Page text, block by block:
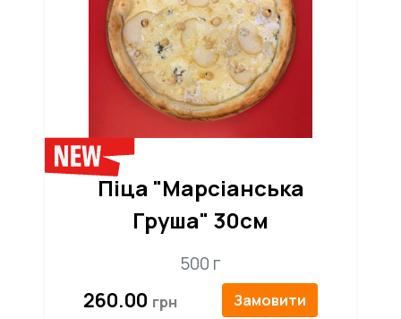
Піца "Марсіанська
Груша" 30см
500 г
260.00 Замовити